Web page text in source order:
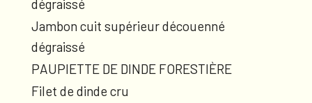
dégraissé
Jambon cuit supérieur découenné
dégraissé
PAUPIETTE DE DINDE FORESTIÈRE
Filet de dinde cru